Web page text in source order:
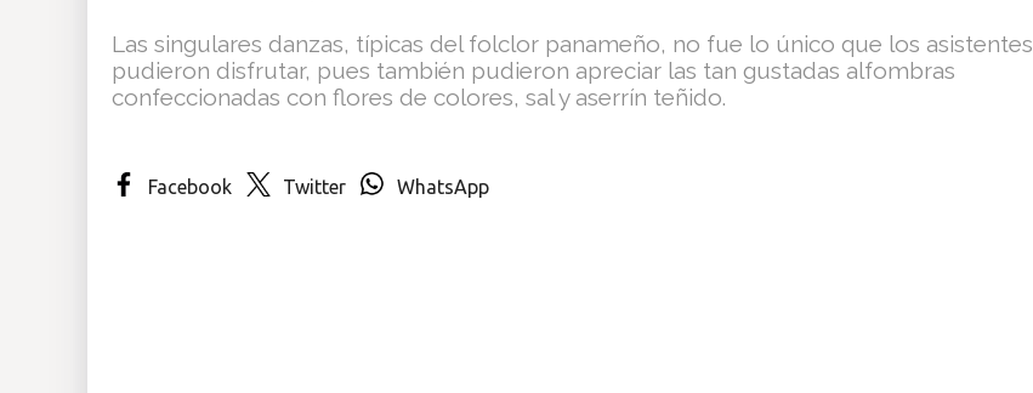
Las singulares danzas, típicas del folclor panameño, no fue lo único que los asistentes
pudieron disfrutar, pues también pudieron apreciar las tan gustadas alfombras
confeccionadas con flores de colores, sal y aserrín teñido.
Facebook Twitter WhatsApp